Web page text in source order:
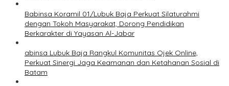
Babinsa Koramil 01/Lubuk Baja Perkuat Silaturahmi
dengan Tokoh Masyarakat, Dorong Pendidikan
Berkarakter di Yayasan Al-Jabar
abinsa Lubuk Baja Rangkul Komunitas Ojek Online,
Perkuat Sinergi Jaga Keamanan dan Ketahanan Sosial di
Batam